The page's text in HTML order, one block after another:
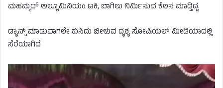
ಮಹಮ್ಮದ್ ಅಲ್ಯೂಮಿನಿಯಂ ಟಕಿ, ಬಾಗಿಲು ನಿರ್ಮಿಸುವ ಕೆಲಸ ಮಾಡ್ತಿದ್ದ.
ಡ್ಯಾನ್ಸ್ ಮಾಡುವಾಗಲೇ ಕುಸಿದು ಬೀಳುವ ದೃಶ್ಯ ಸೋಷಿಯಲ್ ಮೀಡಿಯಾದಲ್ಲಿ
ಸೆರೆಯಾಗಿದೆ